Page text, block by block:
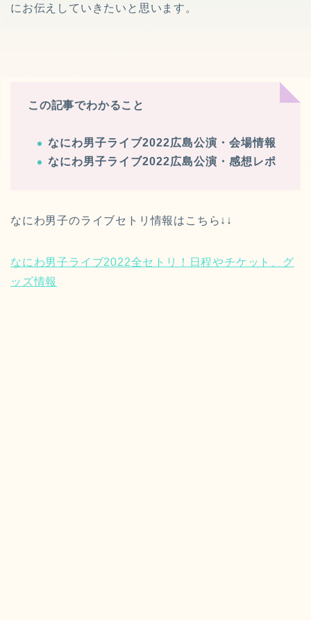
にお伝えしていきたいと思います。
この記事でわかること
なにわ男子ライブ2022広島公演・会場情報
なにわ男子ライブ2022広島公演・感想レポ
なにわ男子のライブセトリ情報はこちら↓↓
なにわ男子ライブ2022全セトリ！日程やチケット、グ
ッズ情報